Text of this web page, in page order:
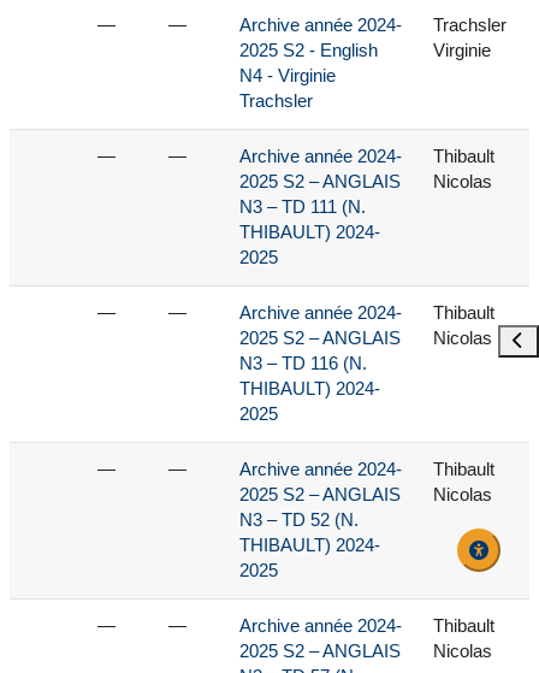
— —
Archive année 2024-
2025 S2 - English
N4 - Virginie
Trachsler
Trachsler
Virginie
— —
Archive année 2024-
2025 S2 – ANGLAIS
N3 – TD 111 (N.
THIBAULT) 2024-
2025
Thibault
Nicolas
— —
Archive année 2024-
2025 S2 – ANGLAIS
N3 – TD 116 (N.
THIBAULT) 2024-
2025
Thibault
Nicolas
— —
Archive année 2024-
2025 S2 – ANGLAIS
N3 – TD 52 (N.
THIBAULT) 2024-
2025
Thibault
Nicolas
— —
Archive année 2024-
2025 S2 – ANGLAIS
Thibault
Nicolas